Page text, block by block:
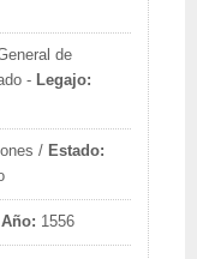
de
- Legajo:
/ Estado:
Año: 1556